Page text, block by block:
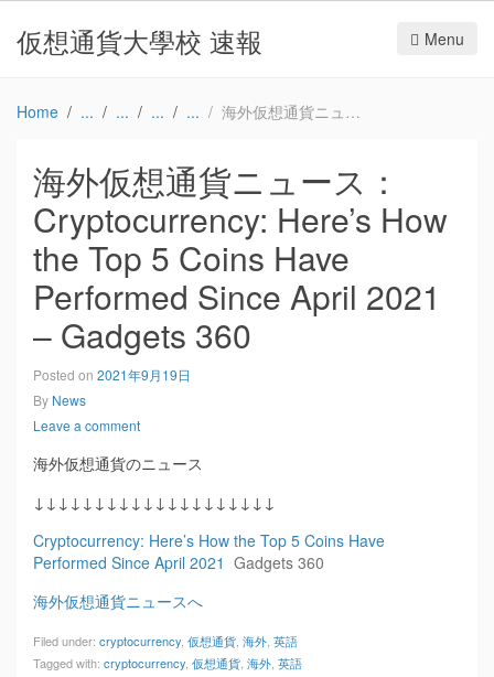
仮想通貨大學校 速報 Menu
Home 海外仮想通貨ニュース：Cryptocurrency: Here’s How the Top 5 Coins Have Performed Since April 2021 – Gadgets 360
海外仮想通貨ニュース：
Cryptocurrency: Here’s How
the Top 5 Coins Have
Performed Since April 2021
– Gadgets 360
Posted on 2021年9月19日
By News
Leave a comment
海外仮想通貨のニュース
↓↓↓↓↓↓↓↓↓↓↓↓↓↓↓↓↓↓↓↓
Cryptocurrency: Here’s How the Top 5 Coins Have
Performed Since April 2021 Gadgets 360
海外仮想通貨ニュースへ
Filed under: cryptocurrency 仮想通貨 海外 英語
Tagged with: cryptocurrency 仮想通貨 海外 英語